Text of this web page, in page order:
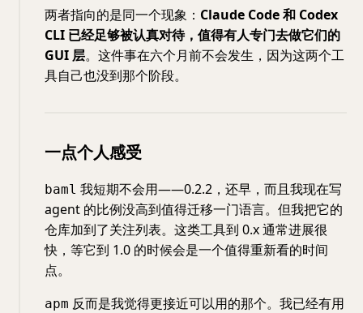
两者指向的是同一个现象： Claude Code 和 Codex
CLI 已经足够被认真对待，值得有人专门去做它们的
GUI 层。这件事在六个月前不会发生，因为这两个工
具自己也没到那个阶段。
一点个人感受
baml 我短期不会用——0.2.2，还早，而且我现在写
agent 的比例没高到值得迁移一门语言。但我把它的
仓库加到了关注列表。这类工具到 0.x 通常进展很
快，等它到 1.0 的时候会是一个值得重新看的时间
点。
apm 反而是我觉得更接近可以用的那个。我已经有用